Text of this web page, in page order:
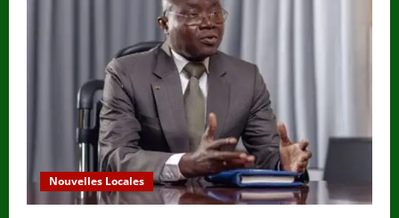
Nouvelles Locales